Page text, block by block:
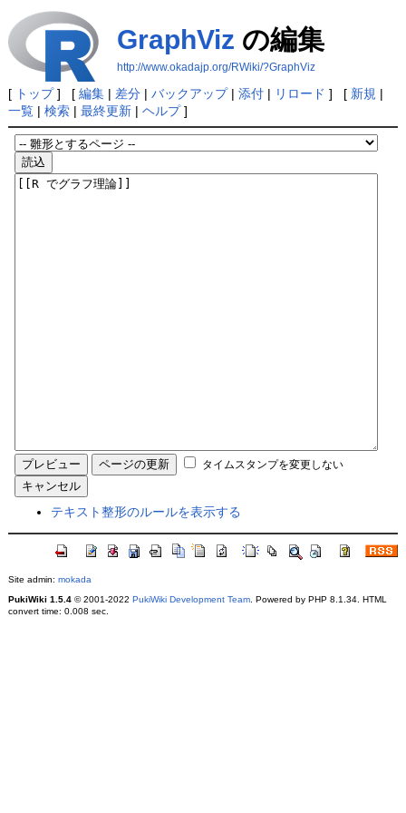
GraphViz の編集
http://www.okadajp.org/RWiki/?GraphViz
[ トップ] [ 編集| 差分| バックアップ| 添付| リロード ] [ 新規 |
一覧| 検索| 最終更新| ヘルプ]
タイムスタンプを変更しない
テキスト整形のルールを表示する
Site admin: mokada
PukiWiki 1.5.4© 2001-2022 PukiWiki Development Team. Powered by PHP 8.1.34. HTML
convert time: 0.008 sec.